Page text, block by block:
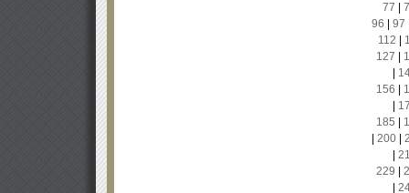
77
96
97
112
127
156
185
200|
229